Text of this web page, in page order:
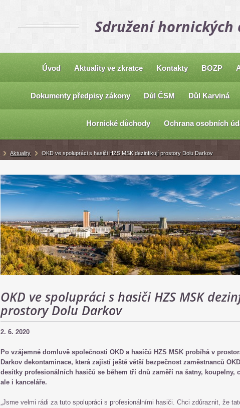
Sdružení hornických
Úvod Aktuality ve zkratce Kontakty BOZP
Dokumenty předpisy zákony Důl ČSM Důl Karviná
Hornické důchody Ochrana osobních
OKD ve spolupráci s hasiči HZS MSK
prostory Dolu Darkov
2. 6. 2020
Po vzájemné domluvě společnosti OKD a hasičů HZS MSK probíhá v
Darkov dekontaminace, která zajistí ještě větší bezpečnost zaměstnanců
desítky profesionálních hasičů se během tří dnů zaměří na šatny, koupelny,
ale i kanceláře.
„Jsme velmi rádi za tuto spolupráci s profesionálními hasiči. Chci zdůraznit, že
Aktuality OKD ve spolupráci s hasiči HZS MSK dezinfikují prostory Dolu Darkov